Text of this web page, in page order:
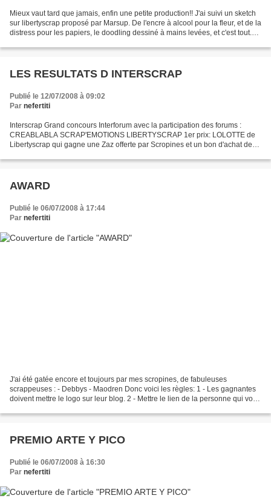
Mieux vaut tard que jamais, enfin une petite production!! J'ai suivi un sketch
sur libertyscrap proposé par Marsup. De l'encre à alcool pour la fleur, et de la
distress pour les papiers, le doodling dessiné à mains levées, et c'est tout.
LES RESULTATS D INTERSCRAP
Publié le 12/07/2008 à 09:02
Par nefertiti
Interscrap Grand concours Interforum avec la participation des forums :
CREABLABLA SCRAP'EMOTIONS LIBERTYSCRAP 1er prix: LOLOTTE de
Libertyscrap qui gagne une Zaz offerte par Scropines et un bon d'achat de
AWARD
Publié le 06/07/2008 à 17:44
Par nefertiti
J'ai été gatée encore et toujours par mes scropines, de fabuleuses
scrappeuses : - Debbys - Maodren Donc voici les règles: 1 - Les gagnantes
doivent mettre le logo sur leur blog. 2 - Mettre le lien de la personne qui vous
PREMIO ARTE Y PICO
Publié le 06/07/2008 à 16:30
Par nefertiti